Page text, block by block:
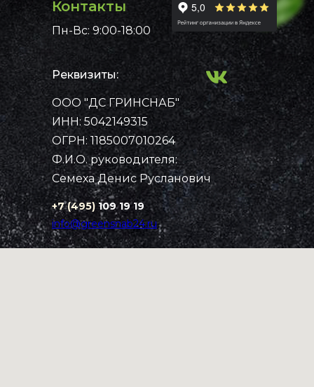
Примеры работ
Рассчитать стоимость
Контакты
Главная
Каталог
Контакты
ООО "ДС ГРИНСНАБ"
ИНН: 5042149315
ОГРН: 1185007010264
Ф.И.О. руководителя:
Семеха Денис Русланович
Пн-Вс: 9:00-18:00
+7 (495)109 19 19
Реквизиты:
info@greensnab24.ru